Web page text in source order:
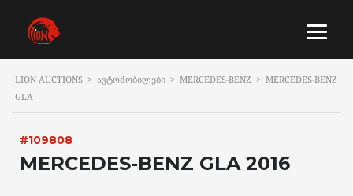
LION AUCTIONS > ᲐᲕᲢᲝᲛᲝᲑᲘᲚᲔᲑᲘ > MERCEDES-BENZ > MERCEDES-BENZ
GLA
#109808
MERCEDES-BENZ GLA 2016